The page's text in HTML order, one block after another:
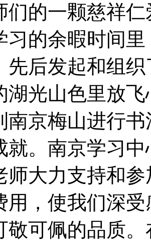
们的一颗慈祥
余暇时间里
先后发起和组
湖光山色里放
南京梅山进行
就。南京学习
师大力支持和
用，使我们深
敬可佩的品质